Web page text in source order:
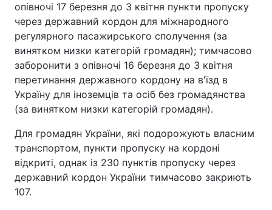
опівночі 17 березня до 3 квітня пункти пропуску
через державний кордон для міжнародного
регулярного пасажирського сполучення (за
винятком низки категорій громадян); тимчасово
заборонити з опівночі 16 березня до 3 квітня
перетинання державного кордону на в'їзд в
Україну для іноземців та осіб без громадянства
(за винятком низки категорій громадян).
Для громадян України, які подорожують власним
транспортом, пункти пропуску на кордоні
відкриті, однак із 230 пунктів пропуску через
державний кордон України тимчасово закриють
107.